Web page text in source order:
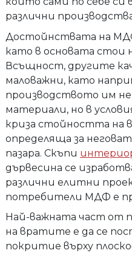
различни
Достойнствата на
като в основата стои
Всъщност, другите
маловажни, като
производството им
материали, но в
криза стойността на
определяща за
пазара. Скъпи
дървесина се
различни елитни
потребители МДФ е
Най-важната част от
на вратите е да се
покритие върху